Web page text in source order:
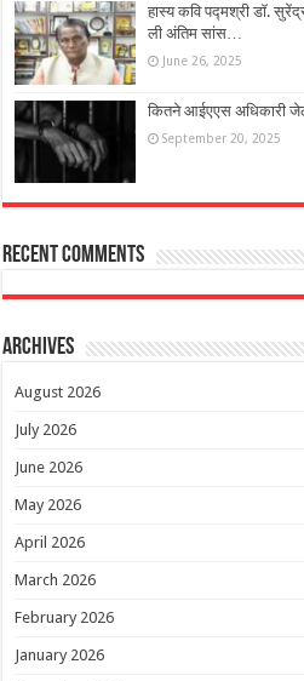
हास्य कवि पद्मश्री डॉ.
ली अंतिम सांस…
June 26, 2025
कितने आईएएस अधिकारी
September 20, 2025
Recent Comments
Archives
August 2026
July 2026
June 2026
May 2026
April 2026
March 2026
February 2026
January 2026